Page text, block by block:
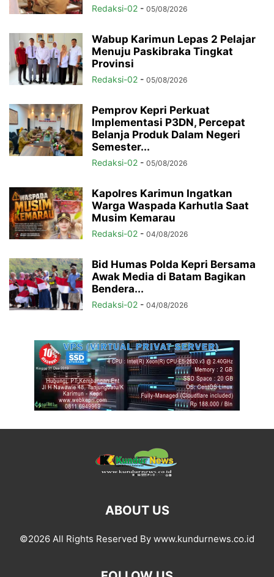
Redaksi-02 - 05/08/2026
Wabup Karimun Lepas 2 Pelajar
Menuju Paskibraka Tingkat
Provinsi
Redaksi-02 - 05/08/2026
Pemprov Kepri Perkuat
Implementasi P3DN, Percepat
Belanja Produk Dalam Negeri
Semester...
Redaksi-02 - 05/08/2026
Kapolres Karimun Ingatkan
Warga Waspada Karhutla Saat
Musim Kemarau
Redaksi-02 - 04/08/2026
Bid Humas Polda Kepri Bersama
Awak Media di Batam Bagikan
Bendera...
Redaksi-02 - 04/08/2026
ABOUT US
©2026 All Rights Reserved By www.kundurnews.co.id